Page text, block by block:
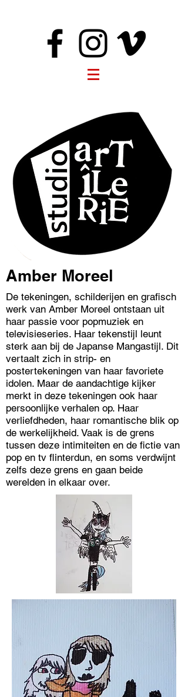
Amber Moreel
De tekeningen, schilderijen en grafisch
werk van Amber Moreel ontstaan uit
haar passie voor popmuziek en
televisieseries. Haar tekenstijl leunt
sterk aan bij de Japanse Mangastijl. Dit
vertaalt zich in strip- en
postertekeningen van haar favoriete
idolen. Maar de aandachtige kijker
merkt in deze tekeningen ook haar
persoonlijke verhalen op. Haar
verliefdheden, haar romantische blik op
de werkelijkheid. Vaak is de grens
tussen deze intimiteiten en de fictie van
pop en tv flinterdun, en soms verdwijnt
zelfs deze grens en gaan beide
werelden in elkaar over.